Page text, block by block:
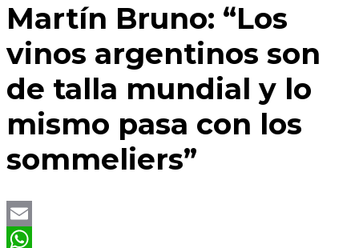
Martín Bruno: “Los
vinos argentinos son
de talla mundial y lo
mismo pasa con los
sommeliers”
Email